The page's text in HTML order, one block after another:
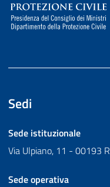
Sedi
Sede istituzionale
Via Ulpiano, 11 - 00193
Sede operativa